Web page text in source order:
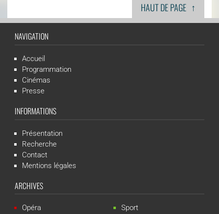
HAUT DE PAGE ↑
NAVIGATION
Accueil
Programmation
Cinémas
Presse
INFORMATIONS
Présentation
Recherche
Contact
Mentions légales
ARCHIVES
Opéra Sport